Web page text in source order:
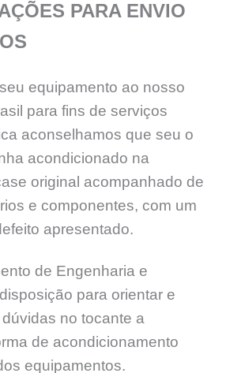
PARA ENVIO
equipamento ao nosso
para fins de serviços
aconselhamos que seu o
acondicionado na
original acompanhado de
e componentes, com um
apresentado.
de Engenharia e
para orientar e
no tocante a
de acondicionamento
equipamentos.